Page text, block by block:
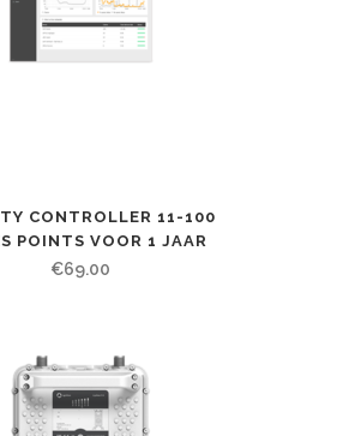
CONTROLLER 11-100
POINTS VOOR 1 JAAR
€69.00